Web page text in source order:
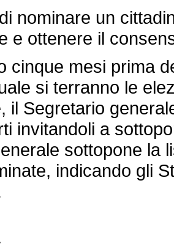
un
e ottenere il
mesi prima
si terranno le
il Segretario
invitandoli a
sottopone la
indicando gli